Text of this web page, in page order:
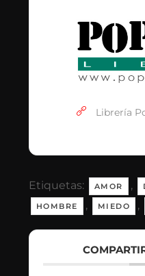
Librería
Etiquetas: AMOR ,
HOMBRE , MIEDO ,